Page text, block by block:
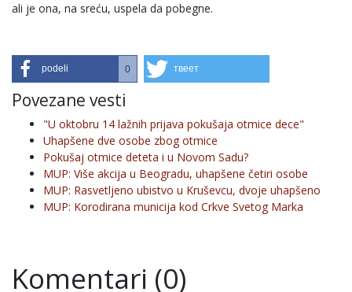
ali je ona, na sreću, uspela da pobegne.
podeli 0 твеет
Povezane vesti
"U oktobru 14 lažnih prijava pokušaja otmice dece"
Uhapšene dve osobe zbog otmice
Pokušaj otmice deteta i u Novom Sadu?
MUP: Više akcija u Beogradu, uhapšene četiri osobe
MUP: Rasvetljeno ubistvo u Kruševcu, dvoje uhapšeno
MUP: Korodirana municija kod Crkve Svetog Marka
Komentari (0)